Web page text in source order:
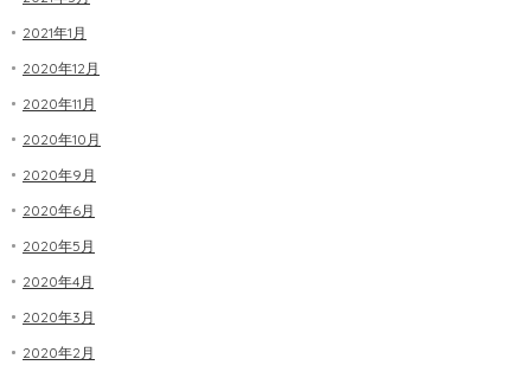
2021年1月
2020年12月
2020年11月
2020年10月
2020年9月
2020年6月
2020年5月
2020年4月
2020年3月
2020年2月